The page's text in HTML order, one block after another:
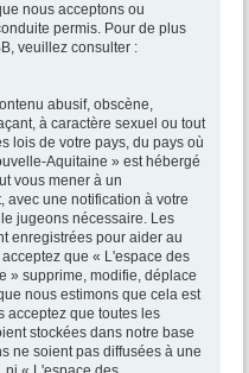
nous acceptons ou
permis. Pour de plus
veuillez consulter :
abusif, obscène,
à caractère sexuel ou tout
lois de votre pays, du pays où
Aquitaine » est hébergé
vous mener à un
avec une notification à votre
jugeons nécessaire. Les
enregistrées pour aider au
que « L'espace des
» supprime, modifie, déplace
nous estimons que cela est
acceptez que toutes les
stockées dans notre base
ne soient pas diffusées à une